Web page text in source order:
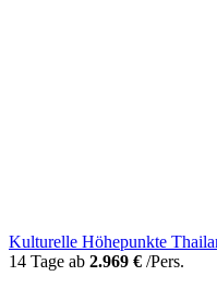
Kulturelle Höhepunkte
14 Tage ab 2.969 € /Pers.